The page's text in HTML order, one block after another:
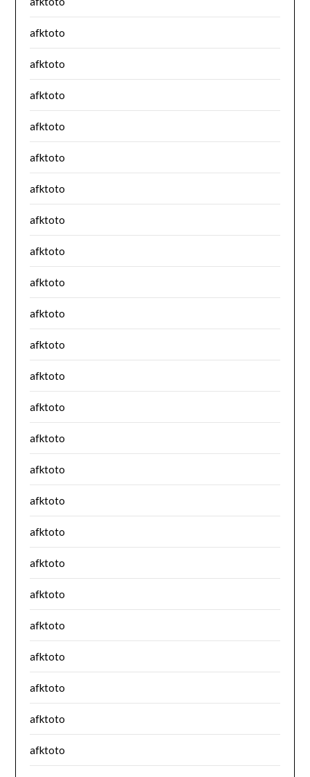
afktoto
afktoto
afktoto
afktoto
afktoto
afktoto
afktoto
afktoto
afktoto
afktoto
afktoto
afktoto
afktoto
afktoto
afktoto
afktoto
afktoto
afktoto
afktoto
afktoto
afktoto
afktoto
afktoto
afktoto